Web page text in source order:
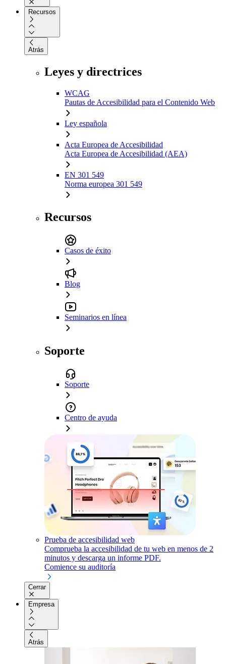
Recursos
Atrás
Leyes y directrices
WCAG
Pautas de Accesibilidad para el Contenido Web
Ley española
Acta Europea de Accesibilidad
Acta Europea de Accesibilidad (AEA)
EN 301 549
Norma europea 301 549
Recursos
Casos de éxito
Blog
Seminarios en línea
Soporte
Soporte
Centro de ayuda
Prueba de accesibilidad web
Comprueba la accesibilidad de tu web en menos de 2
minutos y descarga un informe PDF.
Comience su auditoría
Cerrar
Empresa
Atrás